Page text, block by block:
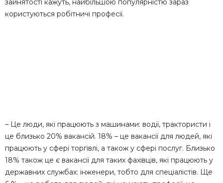
зайнятості кажуть, найбільшою популярністю зараз
користуються робітничі професії.
– Це люди, які працюють з машинами: водії, трактористи і
це близько 20% вакансій. 18% – це вакансії для людей, які
працюють у сфері торгівлі, а також у сфері послуг. Близько
18% також це є вакансії для таких фахівців, які працюють у
державних службах: інженери, тобто для спеціалістів. Ще